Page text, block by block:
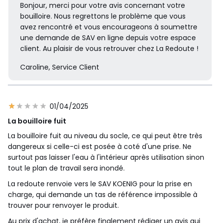
Bonjour, merci pour votre avis concernant votre
bouilloire. Nous regrettons le problème que vous
avez rencontré et vous encourageons à soumettre
une demande de SAV en ligne depuis votre espace
client. Au plaisir de vous retrouver chez La Redoute !
Caroline, Service Client
01/04/2025
La bouilloire fuit
La bouilloire fuit au niveau du socle, ce qui peut être très
dangereux si celle-ci est posée à coté d'une prise. Ne
surtout pas laisser l'eau à l'intérieur après utilisation sinon
tout le plan de travail sera inondé.
La redoute renvoie vers le SAV KOENIG pour la prise en
charge, qui demande un tas de référence impossible à
trouver pour renvoyer le produit.
Au prix d'achat, je préfère finalement rédiger un avis qui